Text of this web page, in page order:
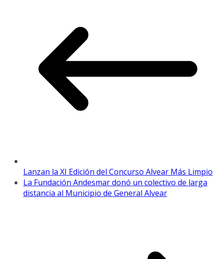
Lanzan la XI Edición del Concurso Alvear Más Limpio
La Fundación Andesmar donó un colectivo de larga
distancia al Municipio de General Alvear